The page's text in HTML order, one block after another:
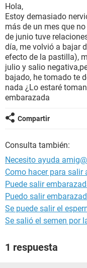
BIENESTAR
SEXUALIDAD
GLOSARIO
Hola,
Estoy demasiado
más de un mes que
de junio tuve
día, me volvió a bajar
efecto de la pastilla),
julio y salio
bajado, he tomado te
nada ¿Lo estaré
embarazada
Compartir
Consulta también:
Necesito ayuda
Como hacer para salir
Puede salir
Puedo salir
Se puede salir el
Se salió el semen por
1 respuesta